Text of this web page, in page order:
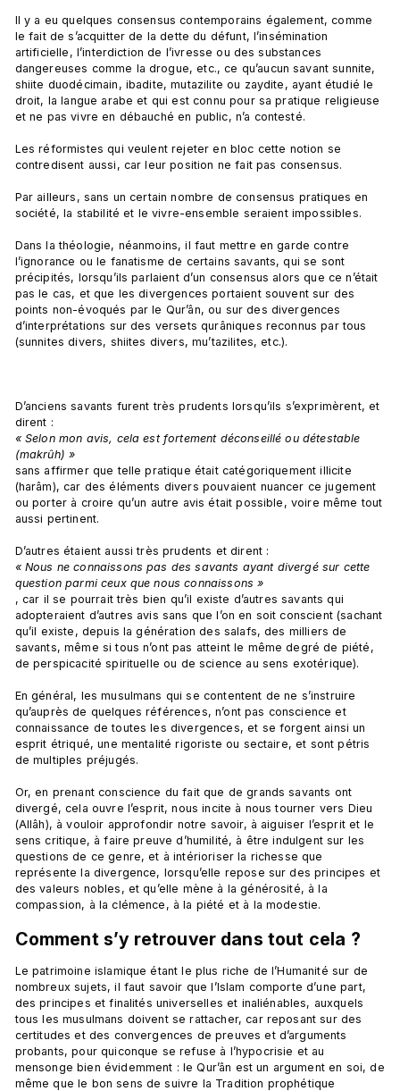
Il y a eu quelques consensus contemporains également, comme
le fait de s’acquitter de la dette du défunt, l’insémination
artificielle, l’interdiction de l’ivresse ou des substances
dangereuses comme la drogue, etc., ce qu’aucun savant sunnite,
shiite duodécimain, ibadite, mutazilite ou zaydite, ayant étudié le
droit, la langue arabe et qui est connu pour sa pratique religieuse
et ne pas vivre en débauché en public, n’a contesté.
Les réformistes qui veulent rejeter en bloc cette notion se
contredisent aussi, car leur position ne fait pas consensus.
Par ailleurs, sans un certain nombre de consensus pratiques en
société, la stabilité et le vivre-ensemble seraient impossibles.
Dans la théologie, néanmoins, il faut mettre en garde contre
l’ignorance ou le fanatisme de certains savants, qui se sont
précipités, lorsqu’ils parlaient d’un consensus alors que ce n’était
pas le cas, et que les divergences portaient souvent sur des
points non-évoqués par le Qur’ân, ou sur des divergences
d’interprétations sur des versets qurâniques reconnus par tous
(sunnites divers, shiites divers, mu’tazilites, etc.).
D’anciens savants furent très prudents lorsqu’ils s’exprimèrent, et
dirent :
« Selon mon avis, cela est fortement déconseillé ou détestable
(makrûh) »
sans affirmer que telle pratique était catégoriquement illicite
(harâm), car des éléments divers pouvaient nuancer ce jugement
ou porter à croire qu’un autre avis était possible, voire même tout
aussi pertinent.
D’autres étaient aussi très prudents et dirent :
« Nous ne connaissons pas des savants ayant divergé sur cette
question parmi ceux que nous connaissons »
, car il se pourrait très bien qu’il existe d’autres savants qui
adopteraient d’autres avis sans que l’on en soit conscient (sachant
qu’il existe, depuis la génération des salafs, des milliers de
savants, même si tous n’ont pas atteint le même degré de piété,
de perspicacité spirituelle ou de science au sens exotérique).
En général, les musulmans qui se contentent de ne s’instruire
qu’auprès de quelques références, n’ont pas conscience et
connaissance de toutes les divergences, et se forgent ainsi un
esprit étriqué, une mentalité rigoriste ou sectaire, et sont pétris
de multiples préjugés.
Or, en prenant conscience du fait que de grands savants ont
divergé, cela ouvre l’esprit, nous incite à nous tourner vers Dieu
(Allâh), à vouloir approfondir notre savoir, à aiguiser l’esprit et le
sens critique, à faire preuve d’humilité, à être indulgent sur les
questions de ce genre, et à intérioriser la richesse que
représente la divergence, lorsqu’elle repose sur des principes et
des valeurs nobles, et qu’elle mène à la générosité, à la
Comment s’y retrouver dans tout cela ?
Le patrimoine islamique étant le plus riche de l’Humanité sur de
nombreux sujets, il faut savoir que l’Islam comporte d’une part,
des principes et finalités universelles et inaliénables, auxquels
tous les musulmans doivent se rattacher, car reposant sur des
certitudes et des convergences de preuves et d’arguments
probants, pour quiconque se refuse à l’hypocrisie et au
mensonge bien évidemment : le Qur’ân est un argument en soi, de
même que le bon sens de suivre la Tradition prophétique